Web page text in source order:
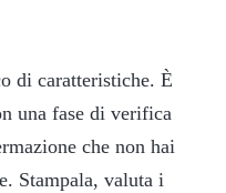
di caratteristiche. È
una fase di verifica
che non hai
Stampala, valuta i